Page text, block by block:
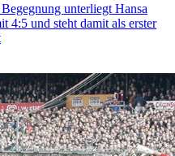
unterliegt Hansa
4:5 und steht damit als erster